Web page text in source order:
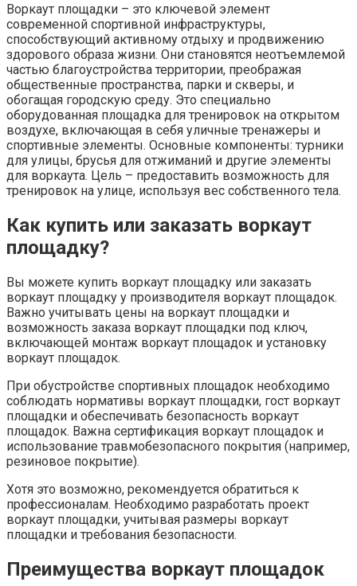
Воркаут площадки – это ключевой элемент
современной спортивной инфраструктуры,
способствующий активному отдыху и продвижению
здорового образа жизни. Они становятся неотъемлемой
частью благоустройства территории, преображая
общественные пространства, парки и скверы, и
обогащая городскую среду. Это специально
оборудованная площадка для тренировок на открытом
воздухе, включающая в себя уличные тренажеры и
спортивные элементы. Основные компоненты: турники
для улицы, брусья для отжиманий и другие элементы
для воркаута. Цель – предоставить возможность для
тренировок на улице, используя вес собственного тела.
Как купить или заказать воркаут
площадку?
Вы можете купить воркаут площадку или заказать
воркаут площадку у производителя воркаут площадок.
Важно учитывать цены на воркаут площадки и
возможность заказа воркаут площадки под ключ,
включающей монтаж воркаут площадок и установку
воркаут площадок.
При обустройстве спортивных площадок необходимо
соблюдать нормативы воркаут площадки, гост воркаут
площадки и обеспечивать безопасность воркаут
площадок. Важна сертификация воркаут площадок и
использование травмобезопасного покрытия (например,
резиновое покрытие).
Хотя это возможно, рекомендуется обратиться к
профессионалам. Необходимо разработать проект
воркаут площадки, учитывая размеры воркаут
площадки и требования безопасности.
Преимущества воркаут площадок